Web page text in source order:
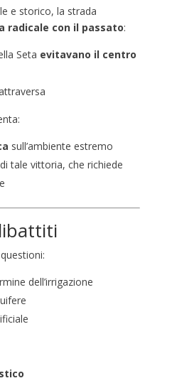
e storico, la strada
radicale con il passato:
Seta evitavano il centro
sull’ambiente estremo
di tale vittoria, che richiede
dell’irrigazione